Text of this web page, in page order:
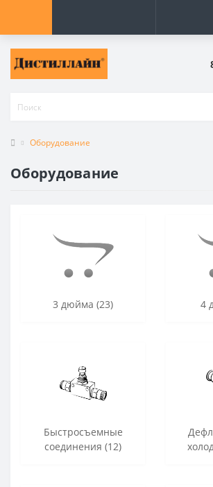
Оборудование
Оборудование
3 дюйма (23) 4
Быстросъемные
соединения (12)